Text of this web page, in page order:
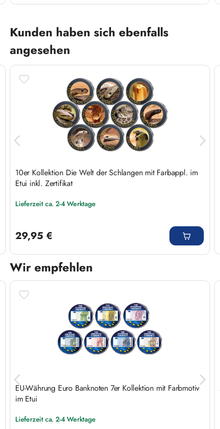
Produktgalerie überspringen
Kunden haben sich ebenfalls
angesehen
10er Kollektion Die Welt der Schlangen mit Farbappl. im
Etui inkl. Zertifikat
Lieferzeit ca. 2-4 Werktage
29,95 €
Wir empfehlen
Produktgalerie überspringen
EU-Währung Euro Banknoten 7er Kollektion mit Farbmotiv
im Etui
Lieferzeit ca. 2-4 Werktage